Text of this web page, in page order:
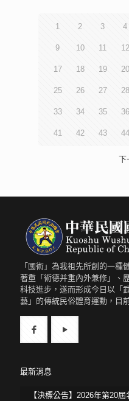
1 2 3 4
9 10 11 12
17 18 19 20
25 26 27 28
33 34 35 36
41 42 43 44
下
「國術」為我祖先所創的一種
著重「術德并重內外兼修」、
科技進步，遂而形成今日以「
藝」的傳統民俗體育運動，目
最新消息
【決標公告】2026年第20